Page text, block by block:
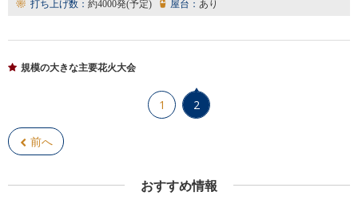
打ち上げ数： 約4000発(予定) 屋台： あり
規模の大きな主要花火大会
前へ
1 2
おすすめ情報